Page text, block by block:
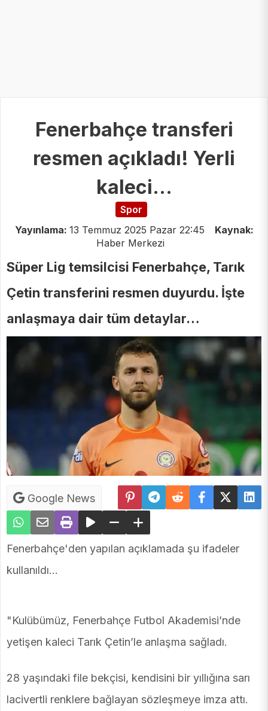
Fenerbahçe transferi
resmen açıkladı! Yerli
kaleci...
Spor
Yayınlama: 13 Temmuz 2025 Pazar 22:45
Kaynak:
Haber Merkezi
Süper Lig temsilcisi Fenerbahçe, Tarık
Çetin transferini resmen duyurdu. İşte
anlaşmaya dair tüm detaylar…
Google News
Fenerbahçe'den yapılan açıklamada şu ifadeler
kullanıldı...
"Kulübümüz, Fenerbahçe Futbol Akademisi’nde
yetişen kaleci Tarık Çetin’le anlaşma sağladı.
28 yaşındaki file bekçisi, kendisini bir yıllığına sarı
lacivertli renklere bağlayan sözleşmeye imza attı.